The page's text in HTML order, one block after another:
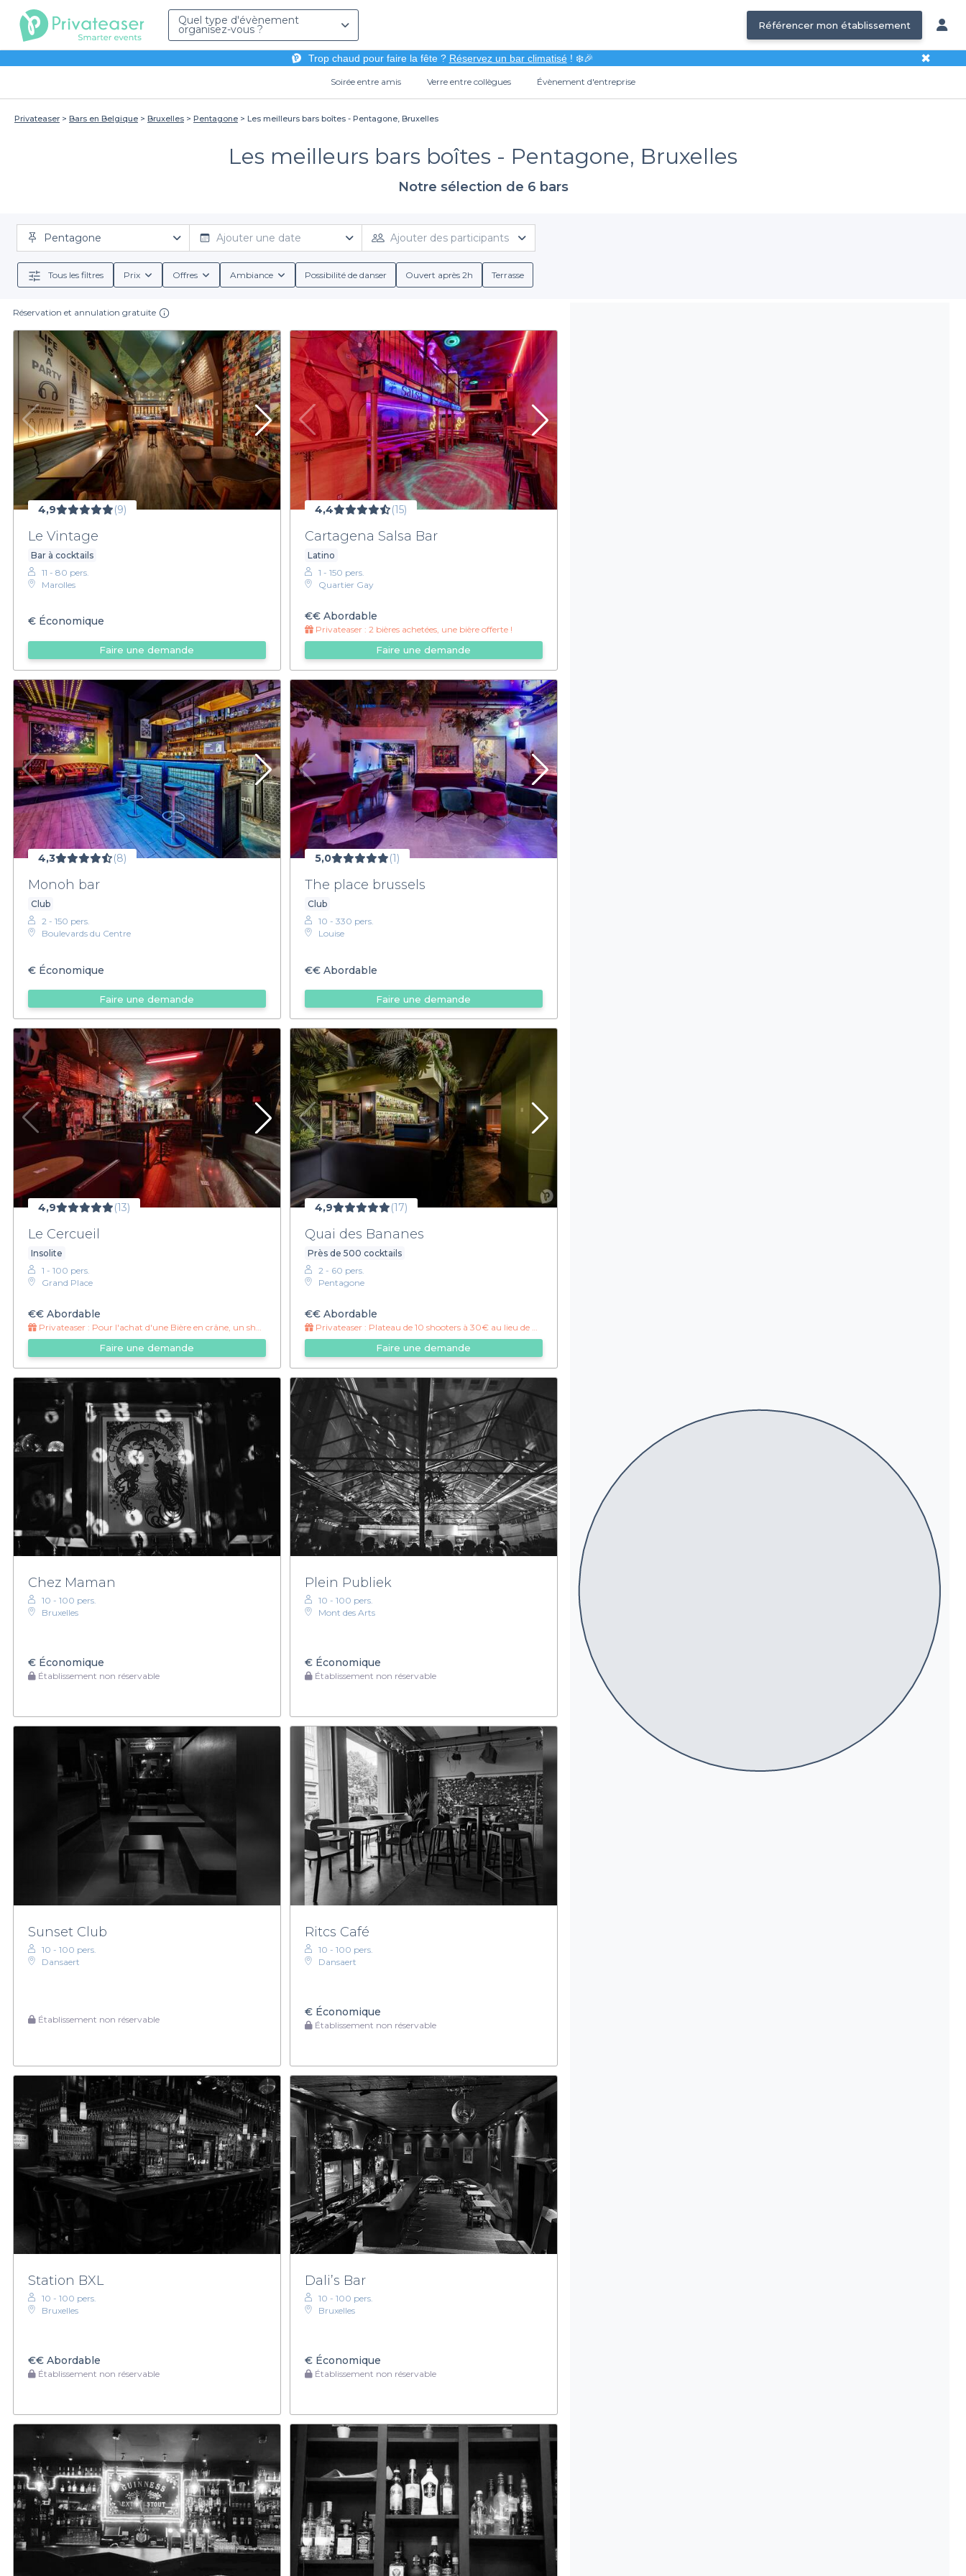
Quel type d'évènement
organisez-vous ? Référencer mon établissement
Trop chaud pour faire la fête ? Réservez un bar climatisé! ❄️🎉 ✖
Soirée entre amis Verre entre collègues Évènement d'entreprise
Privateaser Bars en Belgique Bruxelles Pentagone Les meilleurs bars boîtes - Pentagone, Bruxelles
Les meilleurs bars boîtes - Pentagone, Bruxelles
Notre sélection de 6 bars
Pentagone Ajouter une date Ajouter des participants
Tous les filtres Prix Offres Ambiance Possibilité de danser Ouvert après 2h Terrasse
Réservation et annulation gratuite
4,9 (9)
Le Vintage
Bar à cocktails
11 - 80 pers.
Marolles
€ Économique
Faire une demande
4,4 (15)
Cartagena Salsa Bar
Latino
1 - 150 pers.
Quartier Gay
€€Abordable
Privateaser : 2 bières achetées, une bière offerte !
Faire une demande
4,3 (8)
Monoh bar
Club
2 - 150 pers.
Boulevards du Centre
€ Économique
Faire une demande
5,0 (1)
The place brussels
Club
10 - 330 pers.
Louise
€€Abordable
Faire une demande
4,9 (13)
Le Cercueil
Insolite
1 - 100 pers.
Grand Place
€€ Abordable
Privateaser : Pour l'achat d'une Bière en crâne, un shot offert !
Faire une demande
4,9 (17)
Quai des Bananes
Près de 500 cocktails
2 - 60 pers.
Pentagone
€€Abordable
Privateaser : Plateau de 10 shooters à 30€ au lieu de 35€ !
Faire une demande
Chez Maman
10 - 100 pers.
Bruxelles
€ Économique
Établissement non réservable
Plein Publiek
10 - 100 pers.
Mont des Arts
€Économique
Établissement non réservable
Sunset Club
10 - 100 pers.
Dansaert
Établissement non réservable
Ritcs Café
10 - 100 pers.
Dansaert
€Économique
Établissement non réservable
Station BXL
10 - 100 pers.
Bruxelles
€€ Abordable
Établissement non réservable
Dali’s Bar
10 - 100 pers.
Bruxelles
€Économique
Établissement non réservable